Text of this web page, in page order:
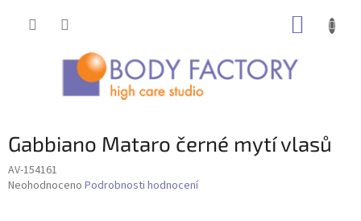
Gabbiano Mataro černé mytí vlasů
AV-154161
Průměrné
Neohodnoceno Podrobnosti hodnocení